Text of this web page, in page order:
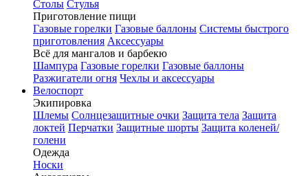
Столы Стулья
Приготовление пищи
Газовые горелки Газовые баллоны Системы быстрого
приготовления Аксессуары
Всё для мангалов и барбекю
Шампура Газовые горелки Газовые баллоны
Разжигатели огня Чехлы и аксессуары
Велоспорт
Экипировка
Шлемы Солнцезащитные очки Защита тела Защита
локтей Перчатки Защитные шорты Защита коленей/
голени
Одежда
Носки